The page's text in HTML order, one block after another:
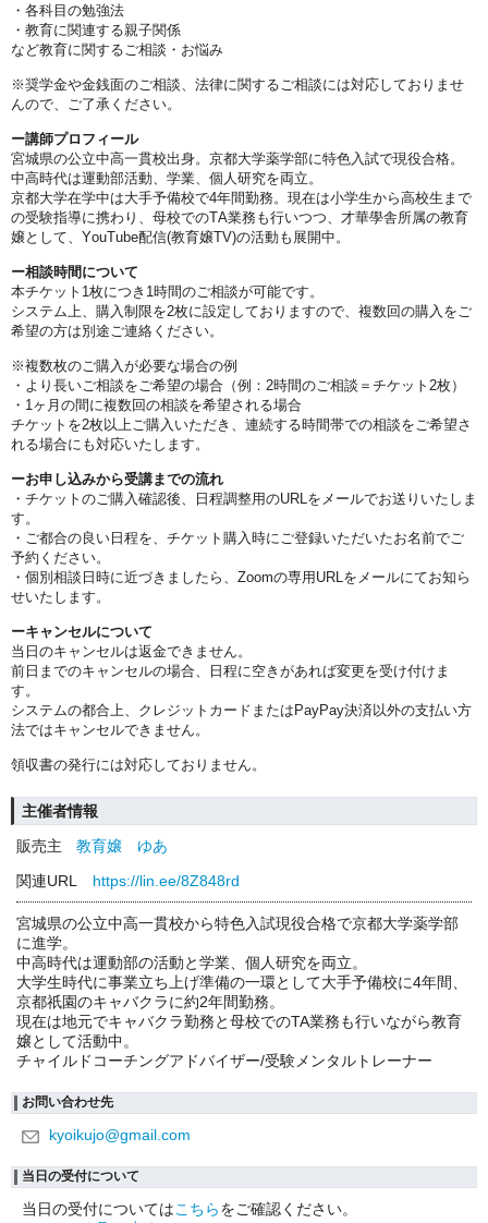
・各科目の勉強法
・教育に関連する親子関係
など教育に関するご相談・お悩み
※奨学金や金銭面のご相談、法律に関するご相談には対応しておりませ
んので、ご了承ください。
ー講師プロフィール
宮城県の公立中高一貫校出身。京都大学薬学部に特色入試で現役合格。
中高時代は運動部活動、学業、個人研究を両立。
京都大学在学中は大手予備校で4年間勤務。現在は小学生から高校生まで
の受験指導に携わり、母校でのTA業務も行いつつ、才華學舎所属の教育
嬢として、YouTube配信(教育嬢TV)の活動も展開中。
ー相談時間について
本チケット1枚につき1時間のご相談が可能です。
システム上、購入制限を2枚に設定しておりますので、複数回の購入をご
希望の方は別途ご連絡ください。
※複数枚のご購入が必要な場合の例
・より長いご相談をご希望の場合（例：2時間のご相談＝チケット2枚）
・1ヶ月の間に複数回の相談を希望される場合
チケットを2枚以上ご購入いただき、連続する時間帯での相談をご希望さ
れる場合にも対応いたします。
ーお申し込みから受講までの流れ
・チケットのご購入確認後、日程調整用のURLをメールでお送りいたしま
す。
・ご都合の良い日程を、チケット購入時にご登録いただいたお名前でご
予約ください。
・個別相談日時に近づきましたら、Zoomの専用URLをメールにてお知ら
せいたします。
ーキャンセルについて
当日のキャンセルは返金できません。
前日までのキャンセルの場合、日程に空きがあれば変更を受け付けま
す。
システムの都合上、クレジットカードまたはPayPay決済以外の支払い方
法ではキャンセルできません。
領収書の発行には対応しておりません。
主催者情報
販売主
教育嬢 ゆあ
関連URL
https://lin.ee/8Z848rd
宮城県の公立中高一貫校から特色入試現役合格で京都大学薬学部
に進学。
中高時代は運動部の活動と学業、個人研究を両立。
大学生時代に事業立ち上げ準備の一環として大手予備校に4年間、
京都祇園のキャバクラに約2年間勤務。
現在は地元でキャバクラ勤務と母校でのTA業務も行いながら教育
嬢として活動中。
チャイルドコーチングアドバイザー/受験メンタルトレーナー
お問い合わせ先
kyoikujo@gmail.com
当日の受付について
当日の受付についてはこちらをご確認ください。